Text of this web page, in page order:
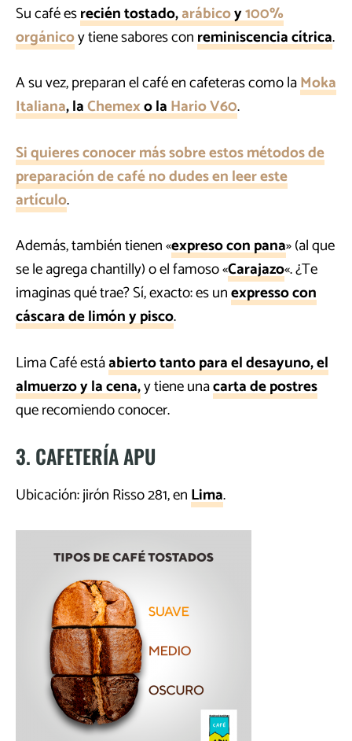
Su café esrecién tostado,arábicoy100%
orgánicoy tiene sabores conreminiscencia cítrica.
A su vez, preparan el café en cafeteras como laMoka
Italiana, laChemexo laHario V60.
Si quieres conocer más sobre estos métodos de
preparación de café no dudes en leer este
artículo.
Además, también tienen «expreso con pana» (al que
se le agrega chantilly) o el famoso «Carajazo«. ¿Te
imaginas qué trae? Sí, exacto: es unexpresso con
cáscara de limón y pisco.
Lima Café estáabierto tanto para el desayuno, el
almuerzo y la cena,y tiene unacarta de postres
que recomiendo conocer.
3. CAFETERÍA APU
Ubicación: jirón Risso 281, enLima.